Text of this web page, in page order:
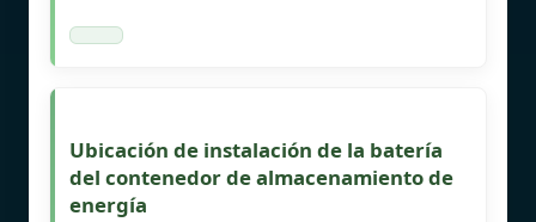
Ubicación de instalación de la batería
del contenedor de almacenamiento de
energía